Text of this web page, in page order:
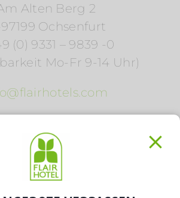
Alten Berg 2
Ochsenfurt
(0) 9331 – 9839 -0
Mo-Fr 9-14 Uhr)